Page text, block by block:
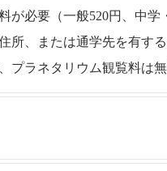
必要（一般520円、中学
所、または通学先を有す
プラネタリウム観覧料は